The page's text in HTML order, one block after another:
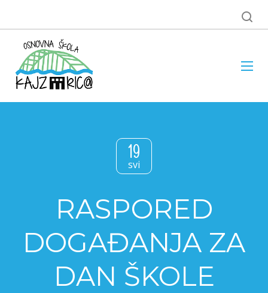
19
svi
RASPORED
DOGAĐANJA ZA
DAN ŠKOLE